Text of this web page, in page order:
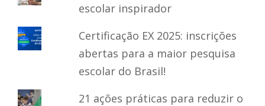
escolar inspirador
Certificação EX 2025: inscrições
abertas para a maior pesquisa
escolar do Brasil!
21 ações práticas para reduzir o